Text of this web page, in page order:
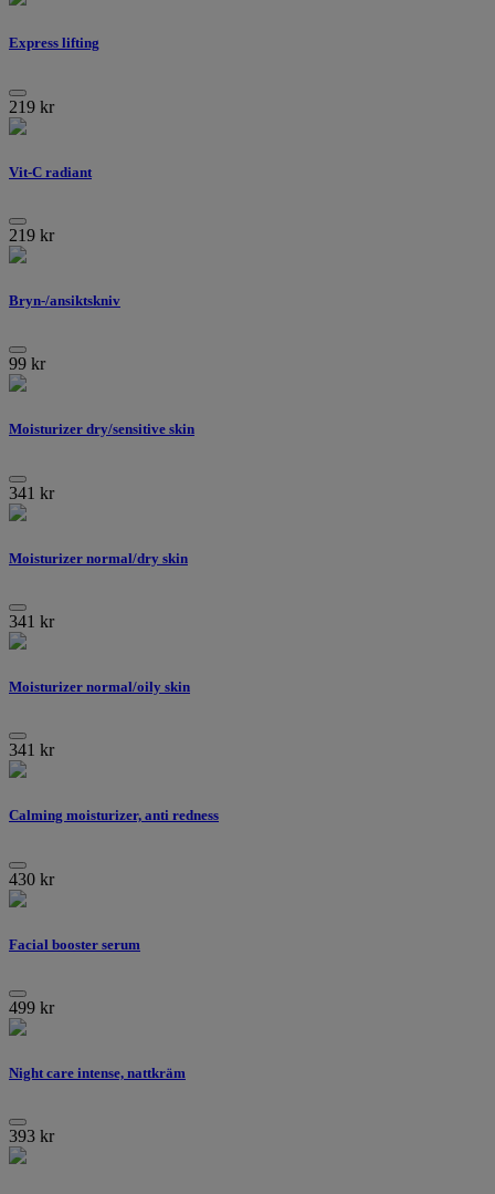
Express lifting
219 kr
Vit-C radiant
219 kr
Bryn-/ansiktskniv
99 kr
Moisturizer dry/sensitive skin
341 kr
Moisturizer normal/dry skin
341 kr
Moisturizer normal/oily skin
341 kr
Calming moisturizer, anti redness
430 kr
Facial booster serum
499 kr
Night care intense, nattkräm
393 kr